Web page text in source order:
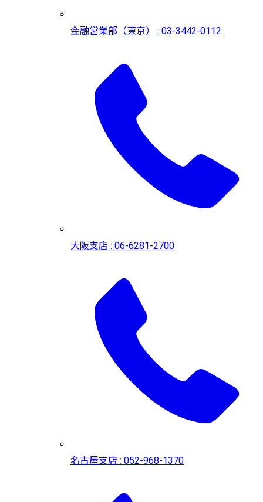
金融営業部（東京） : 03-3442-0112
大阪支店 : 06-6281-2700
名古屋支店 : 052-968-1370